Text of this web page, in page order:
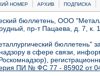
НОМЕР | АРХИВ | ПОДПИСКА |
бюллетень, ООО
пр-т Пацаева, д. 7,
бюллетень"
в сфере связи,
ПИ № ФС 77 - 85902 от 04